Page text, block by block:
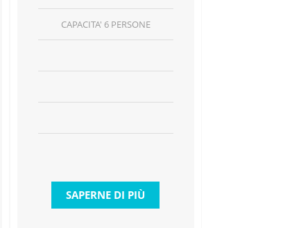
CAPACITA' 6 PERSONE
SAPERNE DI PIÙ